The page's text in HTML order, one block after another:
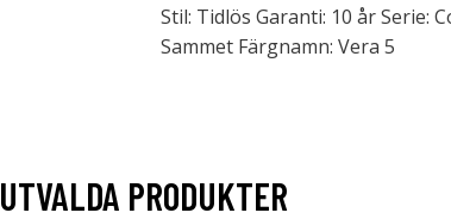
Stil: Tidlös Garanti: 10 år Serie:
Sammet Färgnamn: Vera 5
UTVALDA PRODUKTER